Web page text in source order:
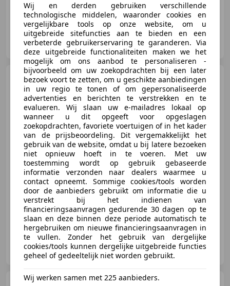
Autobetaalbaar.nl
NL-3443 TJ WOERDEN
CUPRA Born PERFORMANCE
ONE 62 KWH (92% SOH) I
STOELVERWARMING
€ 24.445 1
04/2022 75.502 km Elektrisch
150 kW (204 PK)
Autobetaalbaar.nl
NL-3443 TJ WOERDEN
Hyundai TUCSON
Wij en derden gebruiken verschillende
technologische middelen, waaronder cookies en
vergelijkbare tools op onze website, om u
uitgebreide sitefuncties aan te bieden en een
verbeterde gebruikerservaring te garanderen. Via
deze uitgebreide functionaliteiten maken we het
mogelijk om ons aanbod te personaliseren -
bijvoorbeeld om uw zoekopdrachten bij een later
bezoek voort te zetten, om u geschikte aanbiedingen
in uw regio te tonen of om gepersonaliseerde
advertenties en berichten te verstrekken en te
evalueren. Wij slaan uw e-mailadres lokaal op
wanneer u dit opgeeft voor opgeslagen
zoekopdrachten, favoriete voertuigen of in het kader
van de prijsbeoordeling. Dit vergemakkelijkt het
gebruik van de website, omdat u bij latere bezoeken
niet opnieuw hoeft in te voeren. Met uw
toestemming wordt op gebruik gebaseerde
informatie verzonden naar dealers waarmee u
contact opneemt. Sommige cookies/tools worden
door de aanbieders gebruikt om informatie die u
verstrekt bij het indienen van
financieringsaanvragen gedurende 30 dagen op te
slaan en deze binnen deze periode automatisch te
hergebruiken om nieuwe financieringsaanvragen in
te vullen. Zonder het gebruik van dergelijke
cookies/tools kunnen dergelijke uitgebreide functies
geheel of gedeeltelijk niet worden gebruikt.
Wij werken samen met 225 aanbieders.